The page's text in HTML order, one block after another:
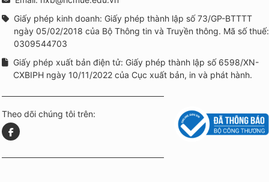
Giấy phép kinh doanh: Giấy phép thành lập số 73/GP-BTTTT
ngày 05/02/2018 của Bộ Thông tin và Truyền thông. Mã số thuế:
0309544703
Giấy phép xuất bản điện tử: Giấy phép thành lập số 6598/XN-
CXBIPH ngày 10/11/2022 của Cục xuất bản, in và phát hành.
Theo dõi chúng tôi trên: